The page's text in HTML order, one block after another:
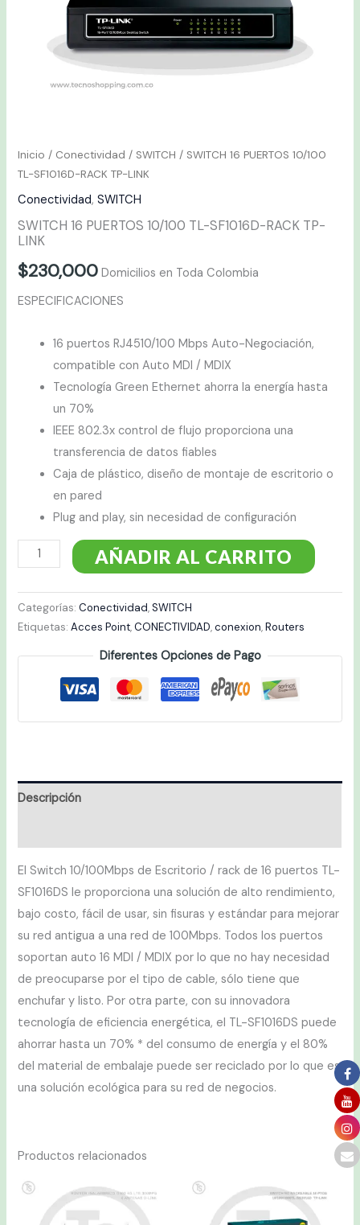
Inicio / Conectividad / SWITCH / SWITCH 16 PUERTOS 10/100
TL-SF1016D-RACK TP-LINK
Conectividad,SWITCH
SWITCH 16 PUERTOS 10/100 TL-SF1016D-RACK TP-
LINK
$230,000 Domicilios en Toda Colombia
ESPECIFICACIONES
16 puertos RJ4510/100 Mbps Auto-Negociación,
compatible con Auto MDI / MDIX
Tecnología Green Ethernet ahorra la energía hasta
un 70%
IEEE 802.3x control de flujo proporciona una
transferencia de datos fiables
Caja de plástico, diseño de montaje de escritorio o
en pared
Plug and play, sin necesidad de configuración
AÑADIR AL CARRITO
Categorías:Conectividad,SWITCH
Etiquetas:Acces Point,CONECTIVIDAD,conexion,Routers
Diferentes Opciones de Pago
Descripción
El Switch 10/100Mbps de Escritorio / rack de 16 puertos TL-
SF1016DS le proporciona una solución de alto rendimiento,
bajo costo, fácil de usar, sin fisuras y estándar para mejorar
su red antigua a una red de 100Mbps. Todos los puertos
soportan auto 16 MDI / MDIX por lo que no hay necesidad
de preocuparse por el tipo de cable, sólo tiene que
enchufar y listo. Por otra parte, con su innovadora
tecnología de eficiencia energética, el TL-SF1016DS puede
ahorrar hasta un 70% * del consumo de energía y el 80%
del material de embalaje puede ser reciclado por lo que es
una solución ecológica para su red de negocios.
Productos relacionados